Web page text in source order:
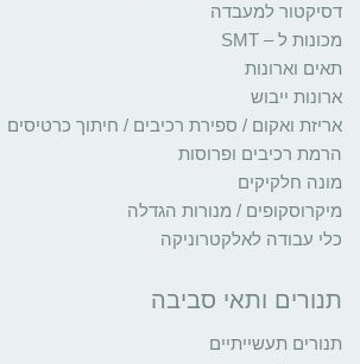
דסיקטור למעבדה
מכונות ל – SMT
תאים וארונות
ארונות ייבוש
אריזת ואקום / ספירת רכיבים / חיתוך כרטיסים
הרמת רכיבים ופרוסות
מונה חלקיקים
מיקרוסקופים / מנורות הגדלה
כלי עבודה לאלקטרוניקה
תנורים ותאי סביבה
תנורים תעשייתיים